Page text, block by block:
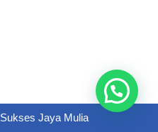
Sukses Jaya Mulia